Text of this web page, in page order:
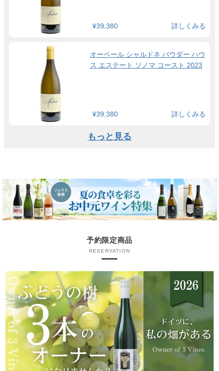
¥39,380 詳しくみる
オーベール シャルドネ パウダー ハウ
ス エステート ソノマ コースト 2023
¥39,380 詳しくみる
もっと見る
予約限定商品
RESERVATION